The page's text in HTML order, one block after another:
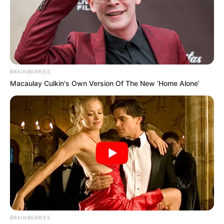
Lea también:Parque Nacional en riesgo: multitud alerta
con hacer 'cambuches'
BRAINBERRIES
Macaulay Culkin's Own Version Of The New ‘Home Alone’
BRAINBERRIES